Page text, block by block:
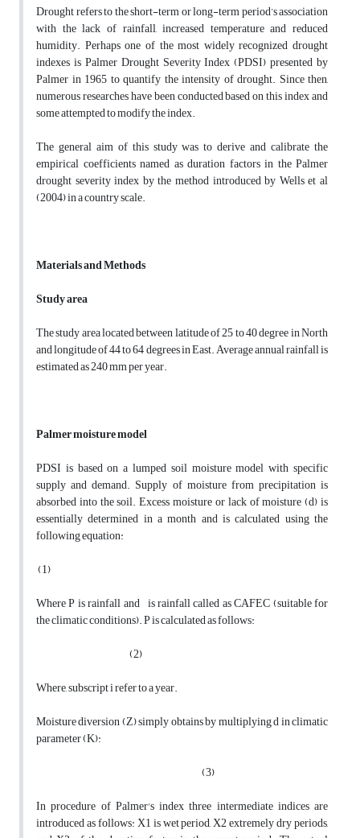
Drought refers to the short-term or long-term period’s association
with the lack of rainfall, increased temperature and reduced
humidity. Perhaps one of the most widely recognized drought
indexes is Palmer Drought Severity Index (PDSI) presented by
Palmer in 1965 to quantify the intensity of drought. Since then,
numerous researches have been conducted based on this index and
some attempted to modify the index.
The general aim of this study was to derive and calibrate the
empirical coefficients named as duration factors in the Palmer
drought severity index by the method introduced by Wells et al
(2004) in a country scale.
Materials and Methods
Study area
The study area located between latitude of 25 to 40 degree in North
and longitude of 44 to 64 degrees in East. Average annual rainfall is
estimated as 240 mm per year.
Palmer moisture model
PDSI is based on a lumped soil moisture model with specific
supply and demand. Supply of moisture from precipitation is
absorbed into the soil. Excess moisture or lack of moisture (d) is
essentially determined in a month and is calculated using the
following equation:
(1)
Where P is rainfall and is rainfall called as CAFEC (suitable for
the climatic conditions). P is calculated as follows:
(2)
Where, subscript i refer to a year.
Moisture diversion (Z) simply obtains by multiplying d in climatic
parameter (K):
(3)
In procedure of Palmer's index three intermediate indices are
introduced as follows: X1 is wet period, X2 extremely dry periods,